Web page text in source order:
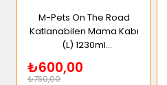
M-Pets On The Road
Katlanabilen Mama Kabı
(L) 1230ml
Turkuaz/Kahverengi
₺600,00
₺750,00